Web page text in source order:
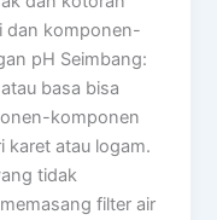
dan komponen-
pH Seimbang:
basa bisa
komponen
karet atau logam.
tidak
filter air